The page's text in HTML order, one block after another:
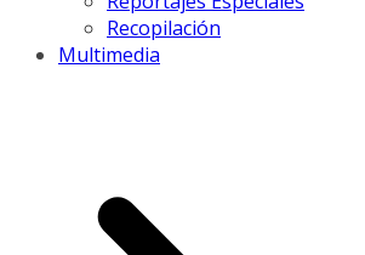
Recopilación
Multimedia